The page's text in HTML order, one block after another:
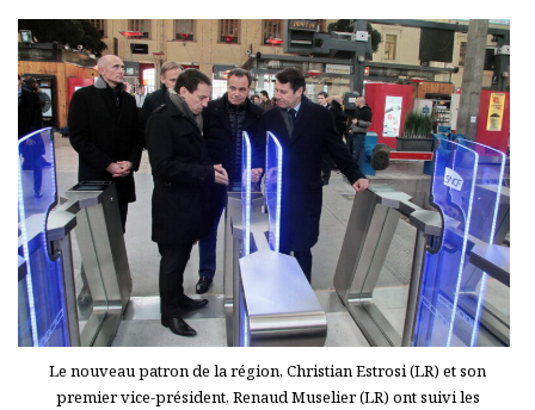
Le nouveau patron de la région, Christian Estrosi (LR) et son
premier vice-président, Renaud Muselier (LR) ont suivi les